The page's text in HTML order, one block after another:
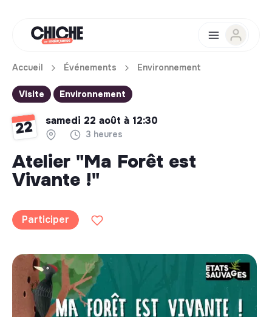
Accueil Événements Environnement
Visite Environnement
22 samedi 22 août à 12:30
3 heures
Atelier "Ma Forêt est
Vivante !"
Participer